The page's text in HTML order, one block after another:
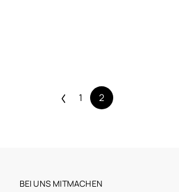
1 2
BEI UNS MITMACHEN